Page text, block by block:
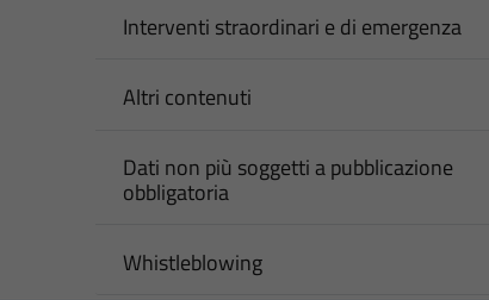
Interventi straordinari e di emergenza
Altri contenuti
Dati non più soggetti a pubblicazione
obbligatoria
Whistleblowing